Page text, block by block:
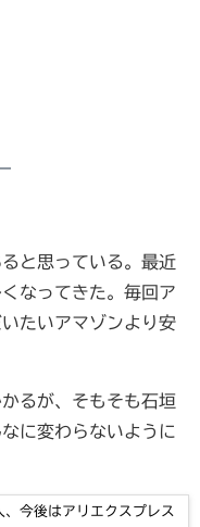
と思っている。最近
なってきた。毎回ア
たいアマゾンより安
るが、そもそも石垣
に変わらないように
今後はアリエクスプレス